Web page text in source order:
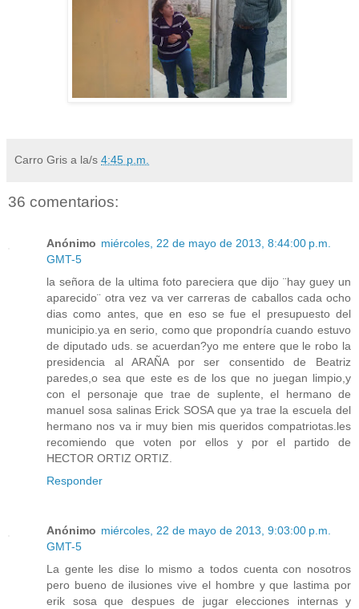
Carro Gris a la/s 4:45 p.m.
36 comentarios:
Anónimo miércoles, 22 de mayo de 2013, 8:44:00 p.m.
GMT-5
la señora de la ultima foto pareciera que dijo ¨hay guey un
aparecido¨ otra vez va ver carreras de caballos cada ocho
dias como antes, que en eso se fue el presupuesto del
municipio.ya en serio, como que propondría cuando estuvo
de diputado uds. se acuerdan?yo me entere que le robo la
presidencia al ARAÑA por ser consentido de Beatriz
paredes,o sea que este es de los que no juegan limpio,y
con el personaje que trae de suplente, el hermano de
manuel sosa salinas Erick SOSA que ya trae la escuela del
hermano nos va ir muy bien mis queridos compatriotas.les
recomiendo que voten por ellos y por el partido de
HECTOR ORTIZ ORTIZ.
Responder
Anónimo miércoles, 22 de mayo de 2013, 9:03:00 p.m.
GMT-5
La gente les dise lo mismo a todos cuenta con nosotros
pero bueno de ilusiones vive el hombre y que lastima por
erik sosa que despues de jugar elecciones internas y